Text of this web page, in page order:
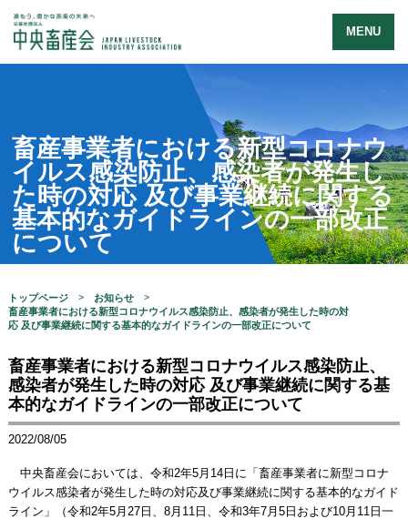
MENU
畜産事業者における新型コロナウ
イルス感染防止、感染者が発生し
た時の対応 及び事業継続に関する
基本的なガイドラインの一部改正
について
トップページ
お知らせ
畜産事業者における新型コロナウイルス感染防止、感染者が発生した時の対
応 及び事業継続に関する基本的なガイドラインの一部改正について
畜産事業者における新型コロナウイルス感染防止、
感染者が発生した時の対応 及び事業継続に関する基
本的なガイドラインの一部改正について
2022/08/05
中央畜産会においては、令和2年5月14日に「畜産事業者に新型コロナ
ウイルス感染者が発生した時の対応及び事業継続に関する基本的なガイド
ライン」（令和2年5月27日、8月11日、令和3年7月5日および10月11日一